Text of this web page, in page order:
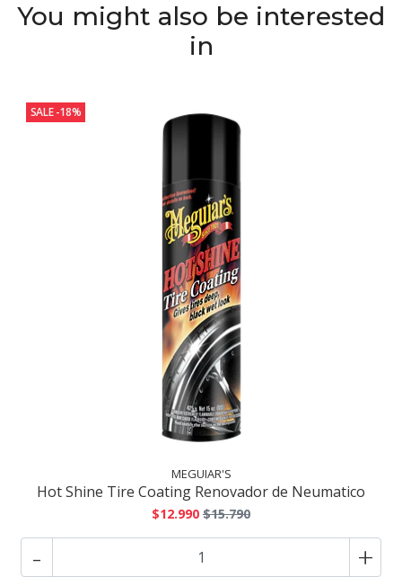
You might also be interested
in
SALE -18%
MEGUIAR'S
Hot Shine Tire Coating Renovador de Neumatico
$12.990 $15.790
- +